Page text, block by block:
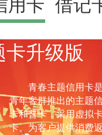
用卡 借记
升级版
青春主题信用卡是
青年客群推出的主题
卡和普卡，采用虚拟
卡。为客户提供消费